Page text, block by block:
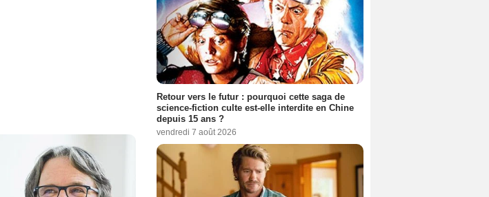
Retour vers le futur : pourquoi cette saga de
science-fiction culte est-elle interdite en Chine
depuis 15 ans ?
vendredi 7 août 2026